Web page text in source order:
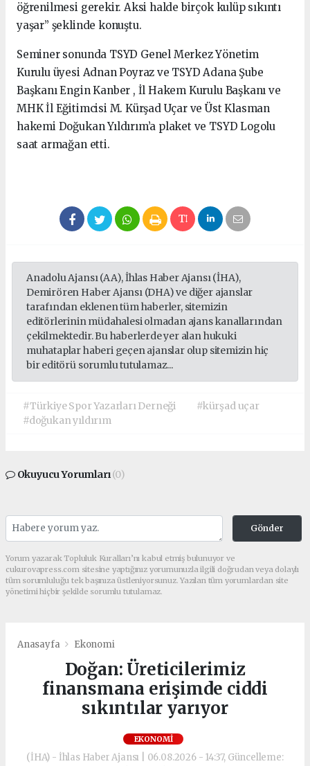
öğrenilmesi gerekir. Aksi halde birçok kulüp sıkıntı
yaşar” şeklinde konuştu.
Seminer sonunda TSYD Genel Merkez Yönetim
Kurulu üyesi Adnan Poyraz ve TSYD Adana Şube
Başkanı Engin Kanber , İl Hakem Kurulu Başkanı ve
MHK İl Eğitimcisi M. Kürşad Uçar ve Üst Klasman
hakemi Doğukan Yıldırım’a plaket ve TSYD Logolu
saat armağan etti.
Anadolu Ajansı (AA), İhlas Haber Ajansı (İHA),
Demirören Haber Ajansı (DHA) ve diğer ajanslar
tarafından eklenen tüm haberler, sitemizin
editörlerinin müdahalesi olmadan ajans kanallarından
çekilmektedir. Bu haberlerde yer alan hukuki
muhataplar haberi geçen ajanslar olup sitemizin hiç
bir editörü sorumlu tutulamaz...
#Türkiye Spor Yazarları Derneği
#kürşad uçar
#doğukan yıldırım
Okuyucu Yorumları(0)
Gönder
Yorum yazarak Topluluk Kuralları’nı kabul etmiş bulunuyor ve
cukurovapress.com sitesine yaptığınız yorumunuzla ilgili doğrudan veya dolaylı
tüm sorumluluğu tek başınıza üstleniyorsunuz. Yazılan tüm yorumlardan site
yönetimi hiçbir şekilde sorumlu tutulamaz.
Anasayfa Ekonomi
Doğan: Üreticilerimiz
finansmana erişimde ciddi
sıkıntılar yarıyor
EKONOMI
(İHA) - İhlas Haber Ajansı | 06.08.2026 - 14:37, Güncelleme: